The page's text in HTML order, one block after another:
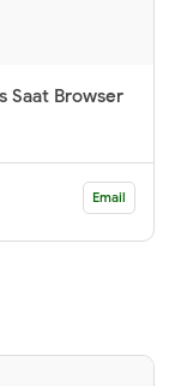
Saat Browser
Email